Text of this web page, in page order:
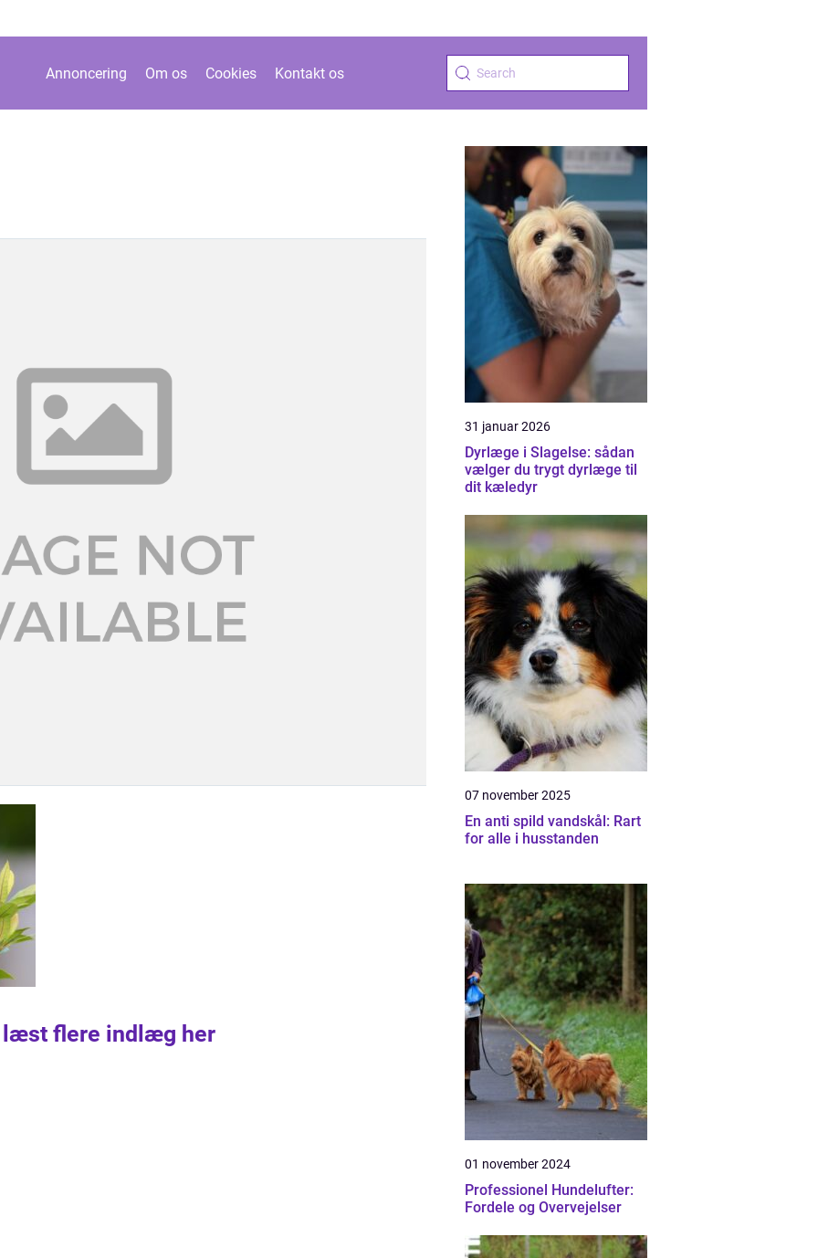
Annoncering Om os Cookies Kontakt os
læst flere indlæg her
31 januar 2026
Dyrlæge i Slagelse: sådan
vælger du trygt dyrlæge til
dit kæledyr
07 november 2025
En anti spild vandskål: Rart
for alle i husstanden
01 november 2024
Professionel Hundelufter:
Fordele og Overvejelser